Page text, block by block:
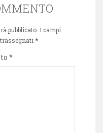
pubblicato. I campi
*
*